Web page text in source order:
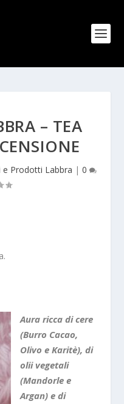
– TEA
Prodotti Labbra | 0
Aura ricca di cere
(Burro Cacao,
Olivo e Karitè), di
olii vegetali
(Mandorle e
Argan) e di